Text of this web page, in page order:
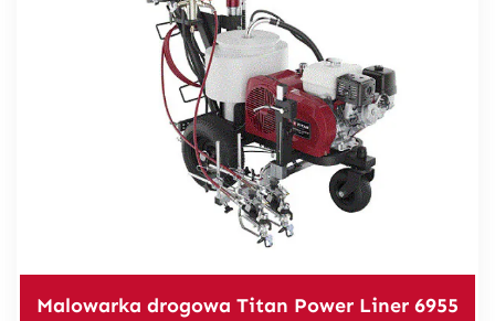
Malowarka drogowa Titan Power Liner 6955